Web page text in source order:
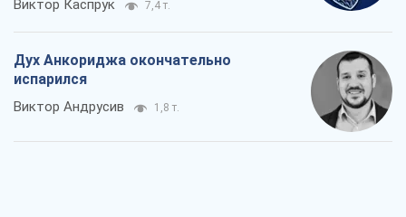
Виктор Каспрук 7,4 т.
Дух Анкориджа окончательно
испарился
Виктор Андрусив 1,8 т.